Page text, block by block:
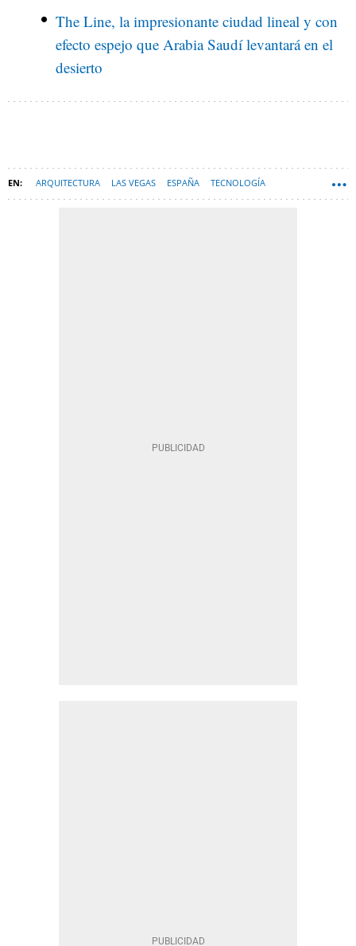
The Line, la impresionante ciudad lineal y con
efecto espejo que Arabia Saudí levantará en el
desierto
ARQUITECTURA LAS VEGAS ESPAÑA TECNOLOGÍA